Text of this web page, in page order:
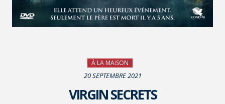
À LA MAISON
20 SEPTEMBRE 2021
VIRGIN SECRETS